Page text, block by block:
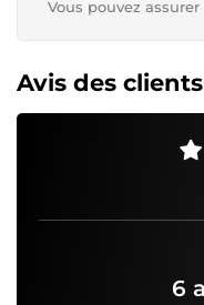
Vous pouvez
Avis des clients
6